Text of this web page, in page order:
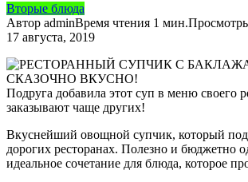
Вторые блюда
Автор adminВремя чтения 1 мин.
17 августа, 2019
Подруга добавила этот суп в меню своего
заказывают чаще других!
Вкуснейший овощной супчик, который
дорогих ресторанах. Полезно и бюджетно
идеальное сочетание для блюда, которое